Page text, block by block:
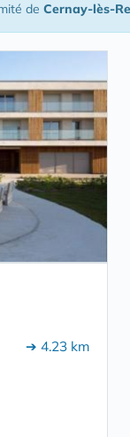
de Cernay-lès-
➔ 4.23 km